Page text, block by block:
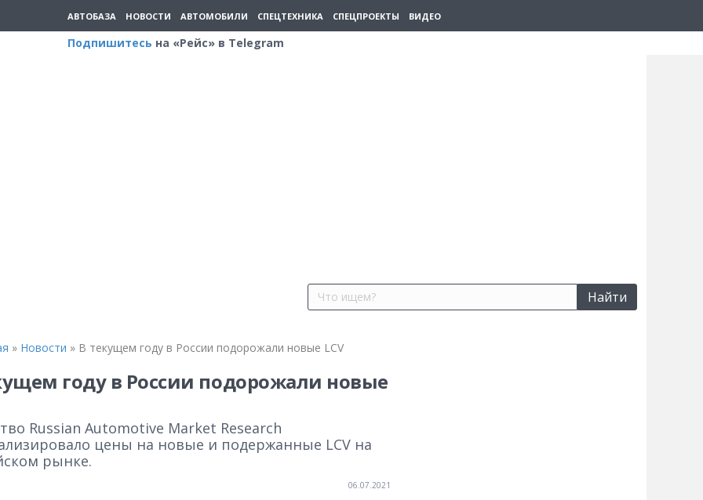
АВТОБАЗА НОВОСТИ АВТОМОБИЛИ СПЕЦТЕХНИКА СПЕЦПРОЕКТЫ ВИДЕО
Подпишитесь на «Рейс» в Telegram
Найти
» Новости » В текущем году в России подорожали новые LCV
году в России подорожали новые
Russian Automotive Market Research
цены на новые и подержанные LCV на
рынке.
06.07.2021